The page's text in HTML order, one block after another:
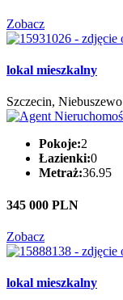
Zobacz
lokal mieszkalny
Szczecin, Niebuszewo
Pokoje:2
Łazienki:0
Metraż:36.95
345 000 PLN
Zobacz
lokal mieszkalny